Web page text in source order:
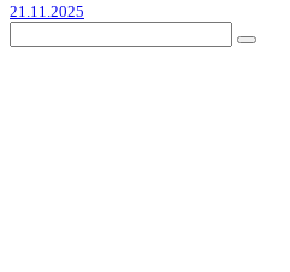
21.11.2025